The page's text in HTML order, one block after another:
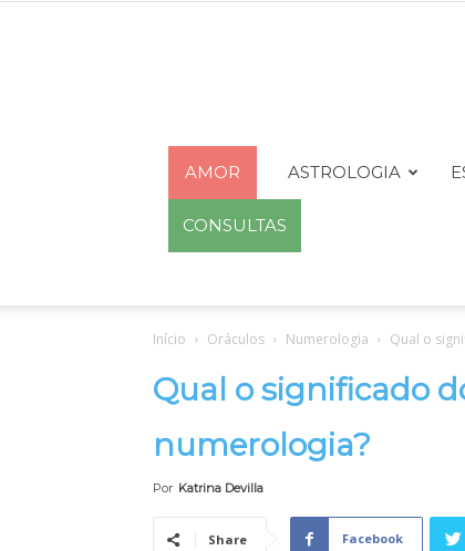
AMOR ASTROLOGIA
CONSULTAS
Início Oráculos Numerologia Qual o
Qual o significado
numerologia?
Por Katrina Devilla
Share Facebook